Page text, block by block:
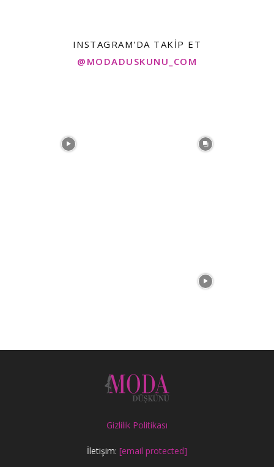
INSTAGRAM'DA TAKIP ET
@MODADUSKUNU_COM
Gizlilik Politikası
İletişim: [email protected]